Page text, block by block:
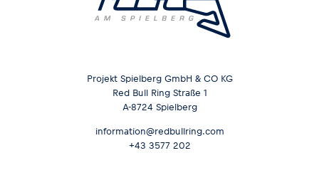
Projekt Spielberg GmbH & CO KG
Red Bull Ring Straße 1
A-8724 Spielberg
information@redbullring.com
+43 3577 202